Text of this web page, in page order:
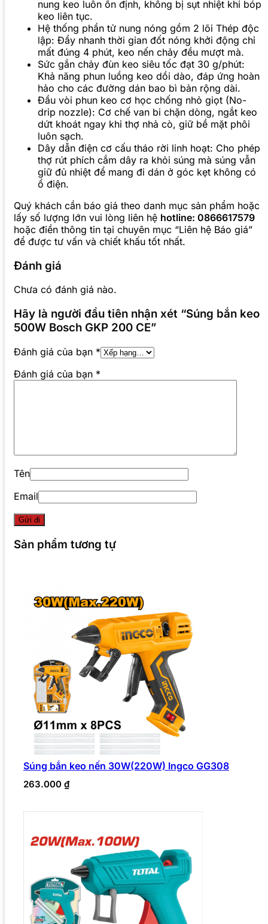
nung keo luôn ổn định, không bị sụt nhiệt khi bóp
keo liên tục.
Hệ thống phần tử nung nóng gồm 2 lõi Thép độc
lập: Đẩy nhanh thời gian đốt nóng khởi động chỉ
mất đúng 4 phút, keo nến chảy đều mượt mà.
Sức gắn chảy đùn keo siêu tốc đạt 30 g/phút:
Khả năng phun luồng keo dồi dào, đáp ứng hoàn
hảo cho các đường dán bao bì bản rộng dài.
Đầu vòi phun keo cơ học chống nhỏ giọt (No-
drip nozzle): Cơ chế van bi chặn dòng, ngắt keo
dứt khoát ngay khi thợ nhả cò, giữ bề mặt phôi
luôn sạch.
Dây dẫn điện cơ cấu tháo rời linh hoạt: Cho phép
thợ rút phích cắm dây ra khỏi súng mà súng vẫn
giữ đủ nhiệt để mang đi dán ở góc kẹt không có
ổ điện.
Quý khách cần báo giá theo danh mục sản phẩm hoặc
lấy số lượng lớn vui lòng liên hệ hotline: 0866617579
hoặc điền thông tin tại chuyên mục “Liên hệ Báo giá”
để được tư vấn và chiết khấu tốt nhất.
Đánh giá
Chưa có đánh giá nào.
Hãy là người đầu tiên nhận xét “Súng bắn keo
500W Bosch GKP 200 CE”
Đánh giá của bạn *
Đánh giá của bạn *
Tên
Email
Sản phẩm tương tự
Súng bắn keo nến 30W(220W) Ingco GG308
263.000 ₫